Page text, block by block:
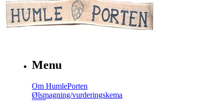
Menu
Om HumlePorten
Ølsmagning/vurderingskema